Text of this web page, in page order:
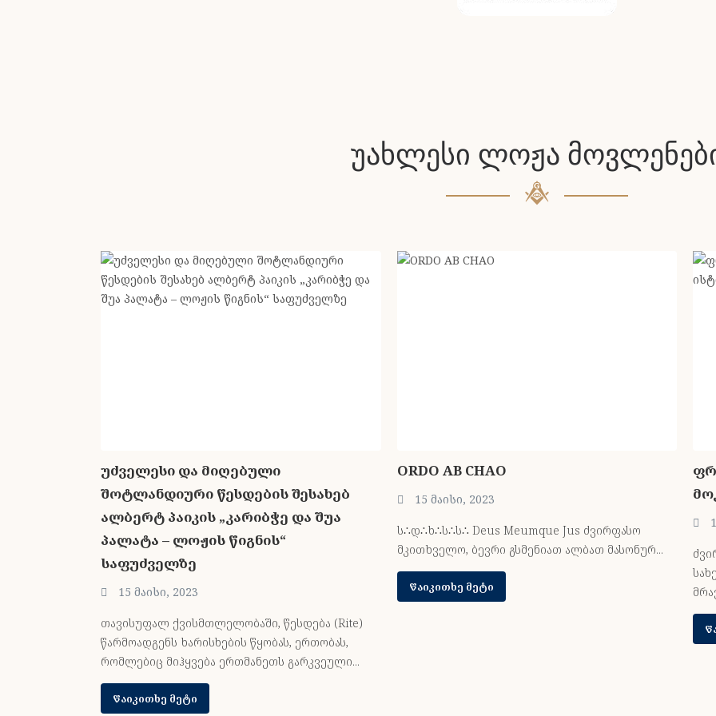
უახლესი ლოჟა
უძველესი და მიღებული
შოტლანდიური წესდების შესახებ
ალბერტ პაიკის „კარიბჭე და შუა
პალატა – ლოჟის წიგნის“
საფუძველზე
15 მაისი, 2023
თავისუფალ ქვისმთლელობაში, წესდება (Rite)
წარმოადგენს ხარისხების წყობას, ერთობას,
რომლებიც მიჰყვება ერთმანეთს გარკვეული...
Წაიკითხე მეტი
ORDO AB CHAO
15 მაისი, 2023
ს∴დ∴ხ∴ს∴ს∴ Deus Meumque Jus ძვირფასო
მკითხველო, ბევრი გსმენიათ ალბათ მასონურ...
Წაიკითხე მეტი